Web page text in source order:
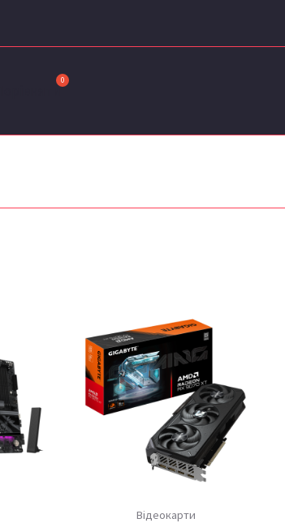
Порівняти
Відеокарти